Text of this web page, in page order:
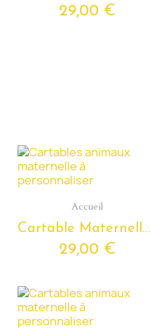
29,00 €
Aperçu rapide
Accueil
Cartable Maternelle LION Personnalisable avec Prénom
29,00 €